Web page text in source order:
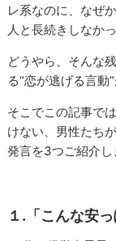
レ系なのに、なぜ
人と長続きしなか
どうやら、そんな
る“恋が逃げる言動
そこでこの記事で
けない、男性たち
発言を3つご紹介し
１.「こんな安